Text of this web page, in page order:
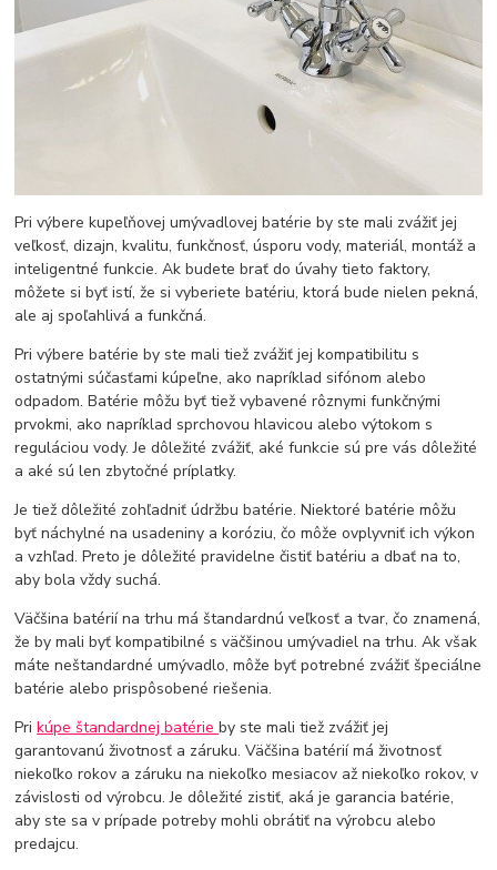
Pri výbere kupeľňovej umývadlovej batérie by ste mali zvážiť jej
veľkosť, dizajn, kvalitu, funkčnosť, úsporu vody, materiál, montáž a
inteligentné funkcie. Ak budete brať do úvahy tieto faktory,
môžete si byť istí, že si vyberiete batériu, ktorá bude nielen pekná,
ale aj spoľahlivá a funkčná.
Pri výbere batérie by ste mali tiež zvážiť jej kompatibilitu s
ostatnými súčasťami kúpeľne, ako napríklad sifónom alebo
odpadom. Batérie môžu byť tiež vybavené rôznymi funkčnými
prvokmi, ako napríklad sprchovou hlavicou alebo výtokom s
reguláciou vody. Je dôležité zvážiť, aké funkcie sú pre vás dôležité
a aké sú len zbytočné príplatky.
Je tiež dôležité zohľadniť údržbu batérie. Niektoré batérie môžu
byť náchylné na usadeniny a koróziu, čo môže ovplyvniť ich výkon
a vzhľad. Preto je dôležité pravidelne čistiť batériu a dbať na to,
aby bola vždy suchá.
Väčšina batérií na trhu má štandardnú veľkosť a tvar, čo znamená,
že by mali byť kompatibilné s väčšinou umývadiel na trhu. Ak však
máte neštandardné umývadlo, môže byť potrebné zvážiť špeciálne
batérie alebo prispôsobené riešenia.
Prikúpe štandardnej batérieby ste mali tiež zvážiť jej
garantovanú životnosť a záruku. Väčšina batérií má životnosť
niekoľko rokov a záruku na niekoľko mesiacov až niekoľko rokov, v
závislosti od výrobcu. Je dôležité zistiť, aká je garancia batérie,
aby ste sa v prípade potreby mohli obrátiť na výrobcu alebo
predajcu.